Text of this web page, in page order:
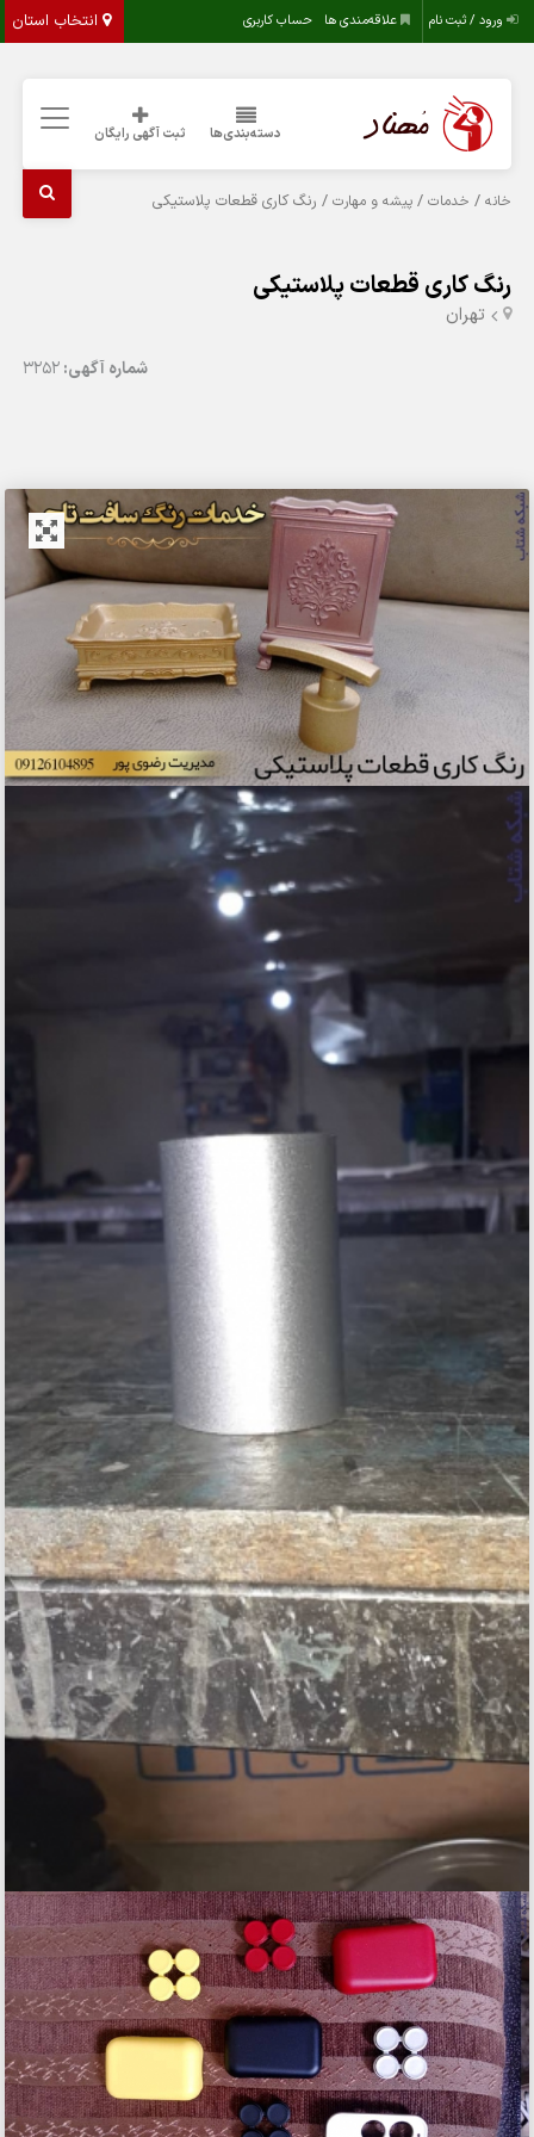
انتخاب استان ورود / ثبت نام علاقه‌مندی ها حساب کاربری
دسته‌بندی‌ها ثبت آگهی رایگان
خانه / خدمات /پیشه و مهارت / رنگ کاری قطعات پلاستیکی
رنگ کاری قطعات پلاستیکی
تهران
شماره آگهی:3252